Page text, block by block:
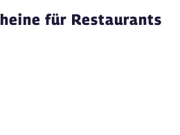
für Restaurants